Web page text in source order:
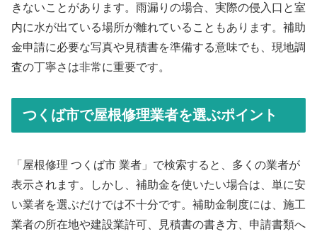
きないことがあります。雨漏りの場合、実際の侵入口と室
内に水が出ている場所が離れていることもあります。補助
金申請に必要な写真や見積書を準備する意味でも、現地調
査の丁寧さは非常に重要です。
つくば市で屋根修理業者を選ぶポイント
「屋根修理 つくば市 業者」で検索すると、多くの業者が
表示されます。しかし、補助金を使いたい場合は、単に安
い業者を選ぶだけでは不十分です。補助金制度には、施工
業者の所在地や建設業許可、見積書の書き方、申請書類へ